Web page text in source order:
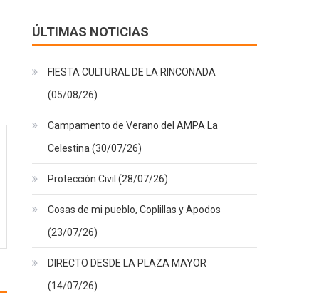
ÚLTIMAS NOTICIAS
FIESTA CULTURAL DE LA RINCONADA
(05/08/26)
Campamento de Verano del AMPA La
Celestina (30/07/26)
Protección Civil (28/07/26)
Cosas de mi pueblo, Coplillas y Apodos
(23/07/26)
DIRECTO DESDE LA PLAZA MAYOR
(14/07/26)